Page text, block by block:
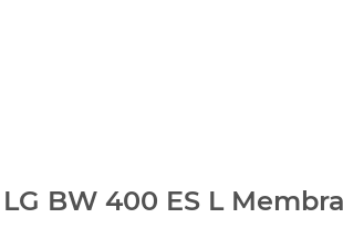
LG BW 400 ES L